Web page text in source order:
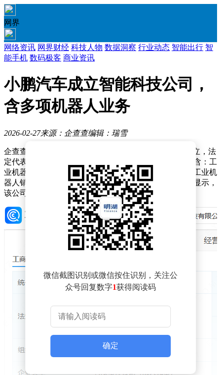
网界
网络资讯 网界财经 科技人物 数据洞察 行业动态 智能出行 智
能手机 数码极客 商业资讯
小鹏汽车成立智能科技公司，
含多项机器人业务
2026-02-27来源：企查查编辑：瑞雪
企查查APP显示，近日，广州鹏行智能科技有限公司成立，法
定代表人为陈志远，注册资本为1000万元，经营范围包含：工
业机器人制造；智能机器人的研发；智能机器人销售；工业机
器人销售；工业机器人安装、维修等。企查查股权穿透显示，
该公司由广州小鹏汽车科技有限公司全资持股。
微信截图识别或微信按住识别，关注公
众号回复数字1获得阅读码
确定